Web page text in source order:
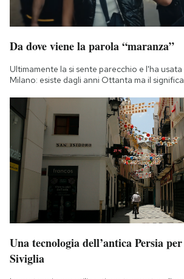
Da dove viene la parola “maranza”
Ultimamente la si sente parecchio e l'ha
Milano: esiste dagli anni Ottanta ma il
Una tecnologia dell’antica Persia
Siviglia